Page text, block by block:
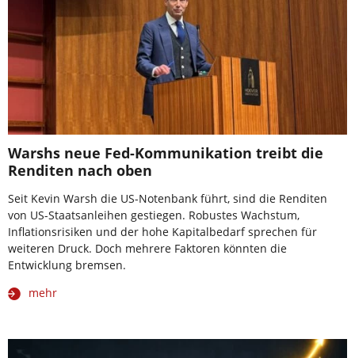
Warshs neue Fed-Kommunikation treibt die
Renditen nach oben
Seit Kevin Warsh die US-Notenbank führt, sind die Renditen
von US-Staatsanleihen gestiegen. Robustes Wachstum,
Inflationsrisiken und der hohe Kapitalbedarf sprechen für
weiteren Druck. Doch mehrere Faktoren könnten die
Entwicklung bremsen.
mehr